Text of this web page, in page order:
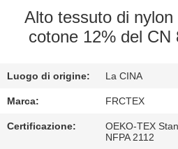
FABBRICA
DI
QUALITÀ
Alto tessuto di
cotone 12% del CN
Luogo di origine: La CINA
Marca: FRCTEX
Certificazione:
OEKO-TEX
NFPA 2112